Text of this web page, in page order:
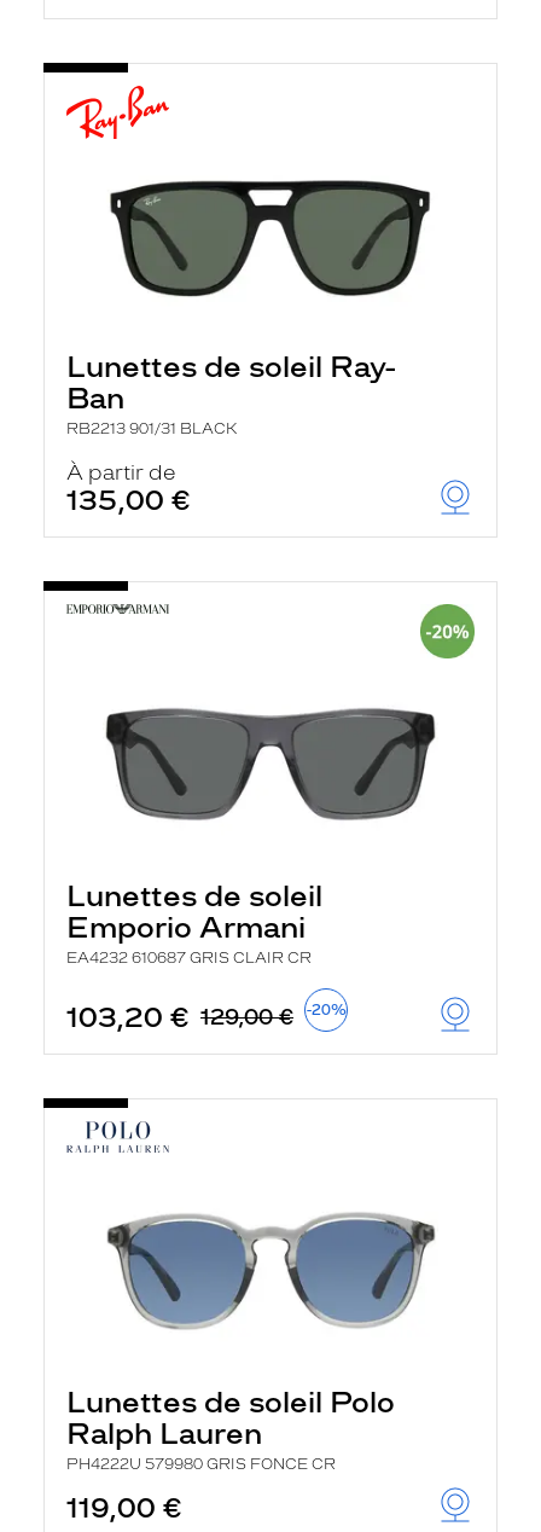
Lunettes de soleil Ray-
Ban
RB2213 901/31 BLACK
À partir de
135,00 €
Lunettes de soleil
Emporio Armani
EA4232 610687 GRIS CLAIR CR
103,20 € 129,00 € -20%
Lunettes de soleil Polo
Ralph Lauren
PH4222U 579980 GRIS FONCE CR
119,00 €